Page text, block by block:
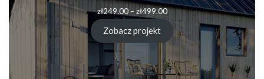
zł249.00 – zł499.00Zakres
zł249.00
zł499.00
Zobacz projekt